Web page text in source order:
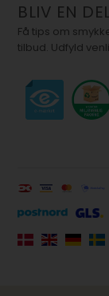
BLIV EN
Få tips om
tilbud. Udfyld